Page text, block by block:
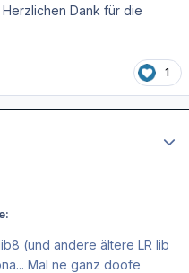
Dank für die
1
(und andere ältere LR lib
Mal ne ganz doofe